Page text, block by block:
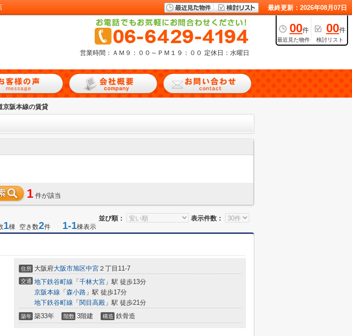
最終更新：2026年08月07日
00件
最近見た物件
00件
検討リスト
営業時間：ＡＭ９：００～ＰＭ１９：００ 定休日：水曜日
京阪本線の賃貸
1 件が該当
並び順：
表示件数：
1棟 空き数2件 1-1棟表示
住所 大阪府大阪市旭区中宮 ２丁目11-7
交通 地下鉄谷町線 「 千林大宮 」駅 徒歩13分
京阪本線 「 森小路 」駅 徒歩17分
地下鉄谷町線 「 関目高殿 」駅 徒歩21分
築年 築33年 階数 3階建 構造 鉄骨造